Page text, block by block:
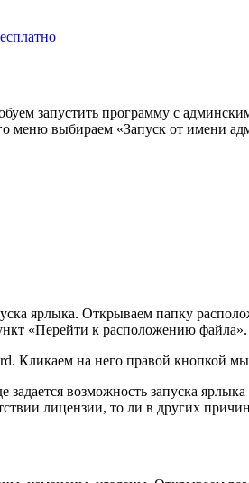
запустить программу с
меню выбираем «Запуск от имени
ярлыка. Открываем папку
«Перейти к расположению файла».
Кликаем на него правой кнопкой
возможность запуска
лицензии, то ли в других